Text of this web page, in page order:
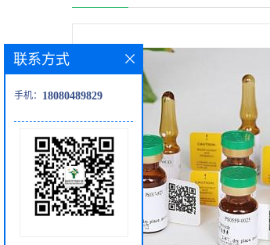
联系方式
手机： 18080489829